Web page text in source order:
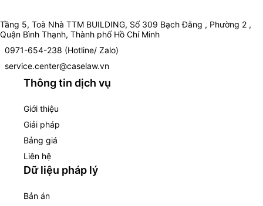
Tầng 5, Toà Nhà TTM BUILDING, Số 309 Bạch Đằng , Phường 2 ,
Quận Bình Thạnh, Thành phố Hồ Chí Minh
0971-654-238 (Hotline/ Zalo)
service.center@caselaw.vn
Thông tin dịch vụ
Giới thiệu
Giải pháp
Bảng giá
Liên hệ
Dữ liệu pháp lý
Bản án